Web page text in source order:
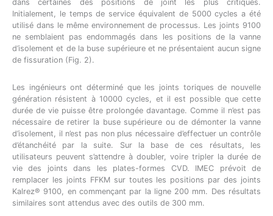
dans certaines des positions de joint les plus critiques.
Initialement, le temps de service équivalent de 5000 cycles a été
utilisé dans le même environnement de processus. Les joints 9100
ne semblaient pas endommagés dans les positions de la vanne
d’isolement et de la buse supérieure et ne présentaient aucun signe
de fissuration (Fig. 2).
Les ingénieurs ont déterminé que les joints toriques de nouvelle
génération résistent à 10000 cycles, et il est possible que cette
durée de vie puisse être prolongée davantage. Comme il n’est pas
nécessaire de retirer la buse supérieure ou de démonter la vanne
d’isolement, il n’est pas non plus nécessaire d’effectuer un contrôle
d’étanchéité par la suite. Sur la base de ces résultats, les
utilisateurs peuvent s’attendre à doubler, voire tripler la durée de
vie des joints dans les plates-formes CVD. IMEC prévoit de
remplacer les joints FFKM sur toutes les positions par des joints
Kalrez® 9100, en commençant par la ligne 200 mm. Des résultats
similaires sont attendus avec des outils de 300 mm.